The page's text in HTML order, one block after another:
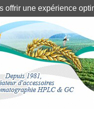
Identification client ||
offrir une expérience